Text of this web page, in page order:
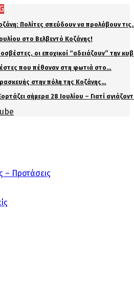
Πολίτες σπεύδουν να προλάβουν
στο Βελβεντό Κοζάνης!
οι εποχικοί “αδειάζουν” την
που πέθαναν στη φωτιά στο…
στην πόλη της Κοζάνης…
σήμερα 28 Ιουλίου – Γιατί
– Προτάσεις